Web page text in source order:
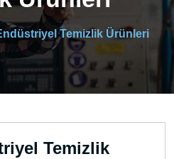
Temizlik Ürünleri
Temizlik